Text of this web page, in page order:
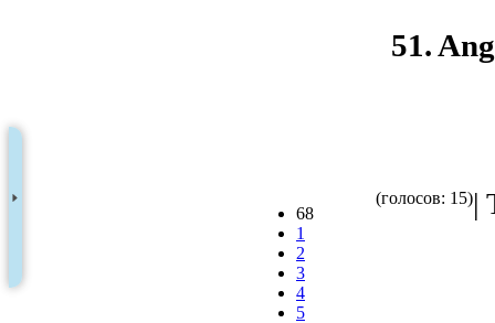
51.
68
1
2
3
4
5
(голосов: 15)|